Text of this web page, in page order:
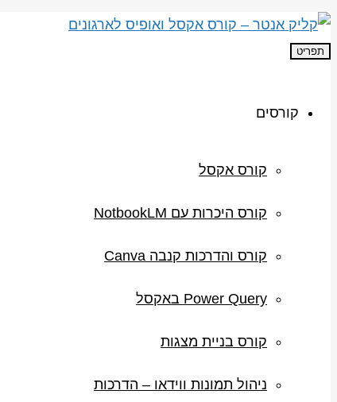
תפריט
קורסים
קורס אקסל
קורס היכרות עם NotbookLM
קורס והדרכות קנבה Canva
Power Query באקסל
קורס בניית מצגות
ניהול תמונות ווידאו – הדרכות